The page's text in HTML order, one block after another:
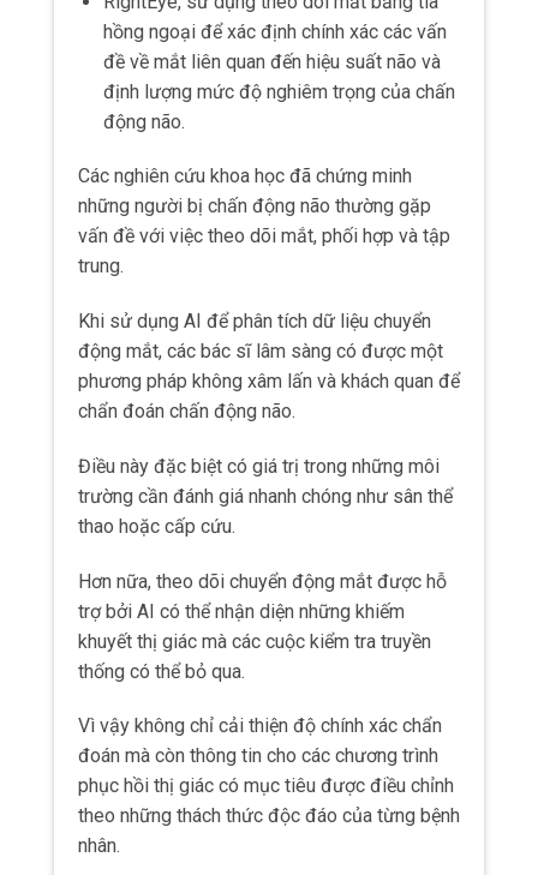
Điều này đặc biệt có giá trị trong những môi
trường cần đánh giá nhanh chóng như sân thể
thao hoặc cấp cứu.
Hơn nữa, theo dõi chuyển động mắt được hỗ
trợ bởi AI có thể nhận diện những khiếm
khuyết thị giác mà các cuộc kiểm tra truyền
thống có thể bỏ qua.
Vì vậy không chỉ cải thiện độ chính xác chẩn
đoán mà còn thông tin cho các chương trình
phục hồi thị giác có mục tiêu được điều chỉnh
theo những thách thức độc đáo của từng bệnh
Ví dụ: Trong các trận đấu
chỉ hỏi võ sĩ “anh có nhìn mờ
không?”, bác sĩ có thể sử
dụng thiết bị RightEye để đo
thể của mắt trong vài giây, từ
đó đưa ra quyết định khách
quan về việc có nên tiếp tục